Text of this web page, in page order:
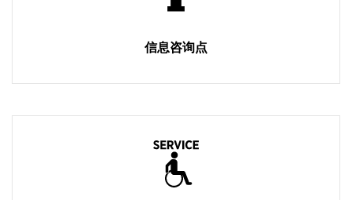
信息咨询点